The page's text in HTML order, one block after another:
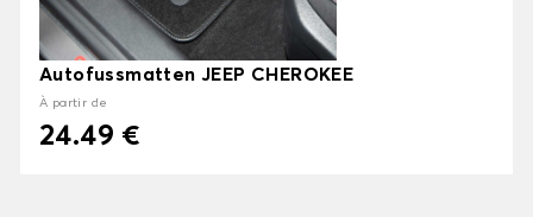
Autofussmatten JEEP CHEROKEE
À partir de
24.49 €